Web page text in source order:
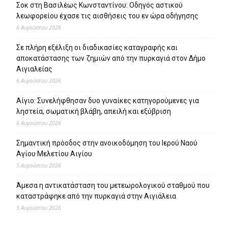
Σοκ στη Βασιλέως Κωνσταντίνου: Οδηγός αστικού
λεωφορείου έχασε τις αισθήσεις του εν ώρα οδήγησης
6 Αυγούστου 2026
Σε πλήρη εξέλιξη οι διαδικασίες καταγραφής και
αποκατάστασης των ζημιών από την πυρκαγιά στον Δήμο
Αιγιαλείας
6 Αυγούστου 2026
Αίγιο: Συνελήφθησαν δυο γυναίκες κατηγορούμενες για
ληστεία, σωματική βλάβη, απειλή και εξύβριση
6 Αυγούστου 2026
Σημαντική πρόοδος στην ανοικοδόμηση του Ιερού Ναού
Αγίου Μελετίου Αιγίου
5 Αυγούστου 2026
Άμεσα η αντικατάσταση του μετεωρολογικού σταθμού που
καταστράφηκε από την πυρκαγιά στην Αιγιάλεια
5 Αυγούστου 2026